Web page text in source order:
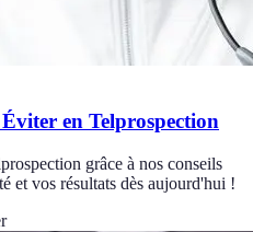
en Telprospection
grâce à nos conseils
et vos résultats dès aujourd'hui !